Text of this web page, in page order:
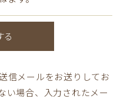
信メールをお送りしてお
い場合、入力されたメー